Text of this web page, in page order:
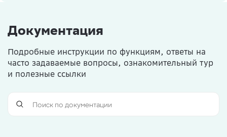
Документация
Подробные инструкции по функциям, ответы на
часто задаваемые вопросы, ознакомительный тур
и полезные ссылки